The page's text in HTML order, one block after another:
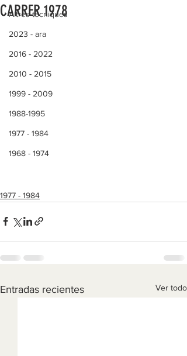
Altres tècniques
2023 - ara
2016 - 2022
2010 - 2015
1999 - 2009
1988-1995
1977 - 1984
1968 - 1974
CARRER 1978
1977 - 1984
Entradas recientes Ver todo